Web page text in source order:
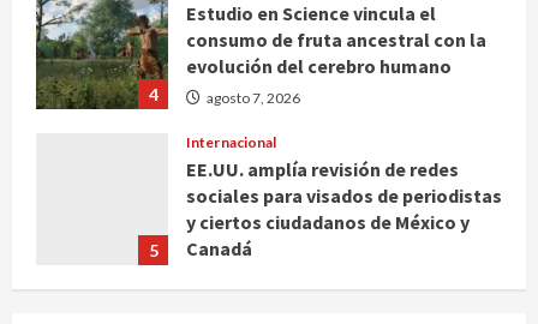
4
Estudio en Science vincula el
consumo de fruta ancestral con la
evolución del cerebro humano
agosto 7, 2026
5
Internacional
EE.UU. amplía revisión de redes
sociales para visados de periodistas
y ciertos ciudadanos de México y
Canadá